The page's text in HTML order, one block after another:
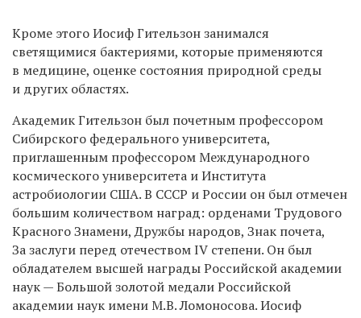
Кроме этого Иосиф Гительзон занимался
светящимися бактериями, которые применяются
в медицине, оценке состояния природной среды
и других областях.
Академик Гительзон был почетным профессором
Сибирского федерального университета,
приглашенным профессором Международного
космического университета и Института
астробиологии США. В СССР и России он был отмечен
большим количеством наград: орденами Трудового
Красного Знамени, Дружбы народов, Знак почета,
За заслуги перед отечеством IV степени. Он был
обладателем высшей награды Российской академии
наук — Большой золотой медали Российской
академии наук имени М.В. Ломоносова. Иосиф